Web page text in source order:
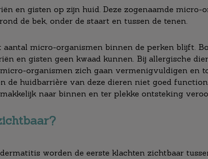
en gisten op zijn huid. Deze zogenaamde
de bek, onder de staart en tussen de tenen.
micro-organismen binnen de perken blijft.
en gisten geen kwaad kunnen. Bij allergische
organismen zich gaan vermenigvuldigen en
de huidbarrière van deze dieren niet goed
naar binnen en ter plekke ontsteking
worden de eerste klachten zichtbaar